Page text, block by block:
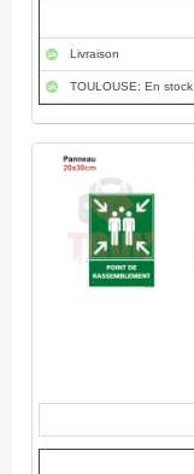
Livraison
TOULOUSE: En stock